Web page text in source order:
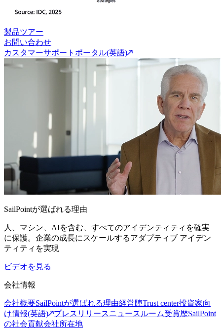
製品ツアー
お問い合わせ
カスタマーサポートポータル(英語)
SailPointが選ばれる理由
人、マシン、AIを含む、すべてのアイデンティティを確実
に保護。企業の成長にスケールするアダプティブ アイデン
ティティを実現
ビデオを見る
会社情報
会社概要SailPointが選ばれる理由経営陣Trust center投資家向
け情報(英語)
プレスリリースニュースルーム受賞歴SailPoint
の社会貢献会社所在地